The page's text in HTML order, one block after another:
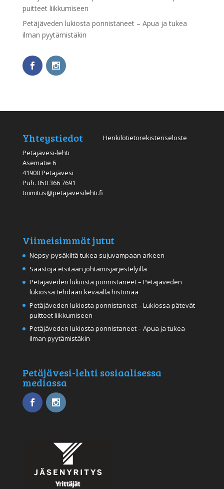
puitteet liikkumiseen
Petäjäveden lukiosta ponnistaneet – Apua ja tukea
ilman pyytämistäkin
Yhteystiedot
Petäjävesi-lehti
Asematie 6
41900 Petäjävesi
Puh. 050 366 7691
toimitus@petajavesilehti.fi
Henkilötietorekisteriseloste
Viimeisimmät jutut
Nepsy-pysäkiltä tukea sujuvampaan arkeen
Säästöjä etsitään johtamisjärjestelyillä
Petäjäveden lukiosta ponnistaneet – Petäjäveden
lukiossa tehdään keväällä historiaa
Petäjäveden lukiosta ponnistaneet – Lukiossa pätevät
puitteet liikkumiseen
Petäjäveden lukiosta ponnistaneet – Apua ja tukea
ilman pyytämistäkin
Petäjävesi-lehti sosiaalisessa
mediassa